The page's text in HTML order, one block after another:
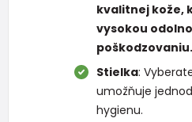
kvalitnej kože,
vysokou
poškodzovaniu.
Stielka:
umožňuje
hygienu.